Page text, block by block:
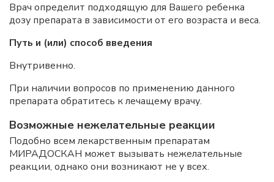
Врач определит подходящую для Вашего ребенка
дозу препарата в зависимости от его возраста и веса.
Путь и (или) способ введения
Внутривенно.
При наличии вопросов по применению данного
препарата обратитесь к лечащему врачу.
Возможные нежелательные реакции
Подобно всем лекарственным препаратам
МИРАДОСКАН может вызывать нежелательные
реакции, однако они возникают не у всех.